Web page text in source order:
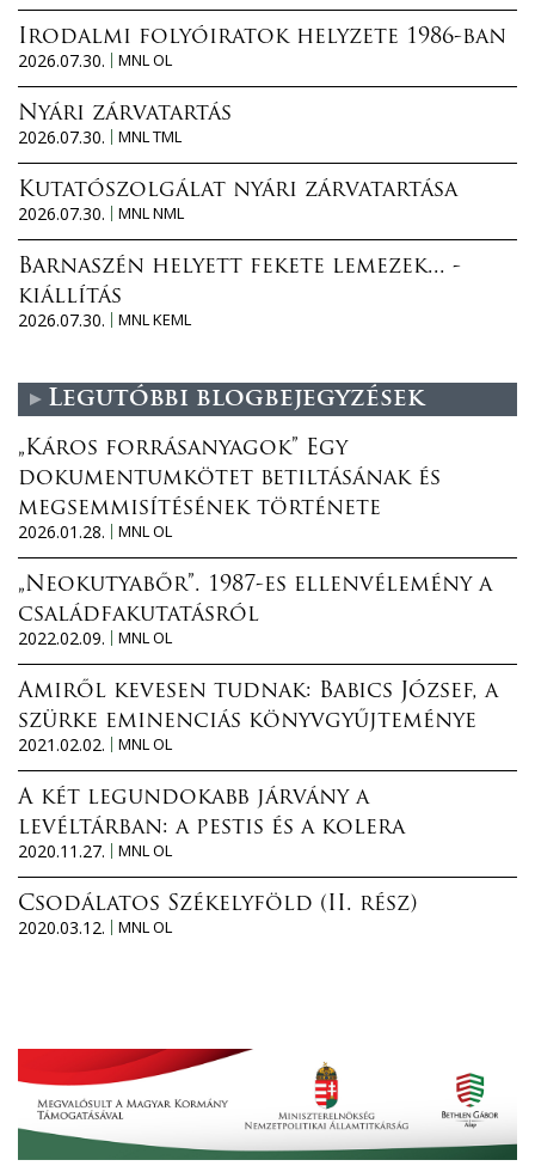
Irodalmi folyóiratok helyzete 1986-ban
2026.07.30.
MNL OL
Nyári zárvatartás
2026.07.30.
MNL TML
Kutatószolgálat nyári zárvatartása
2026.07.30.
MNL NML
Barnaszén helyett fekete lemezek... -
kiállítás
2026.07.30.
MNL KEML
Legutóbbi blogbejegyzések
„Káros forrásanyagok” Egy
dokumentumkötet betiltásának és
megsemmisítésének története
2026.01.28.
MNL OL
„Neokutyabőr”. 1987-es ellenvélemény a
családfakutatásról
2022.02.09.
MNL OL
Amiről kevesen tudnak: Babics József, a
szürke eminenciás könyvgyűjteménye
2021.02.02.
MNL OL
A két legundokabb járvány a
levéltárban: a pestis és a kolera
2020.11.27.
MNL OL
Csodálatos Székelyföld (II. rész)
2020.03.12.
MNL OL